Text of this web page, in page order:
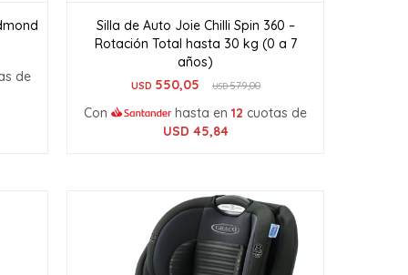
de
Silla de Auto Joie Chilli Spin 360 –
Rotación Total hasta 30 kg (0 a 7
años)
USD 550,05 USD579,00
Con hasta en12 cuotas de
USD 45,84